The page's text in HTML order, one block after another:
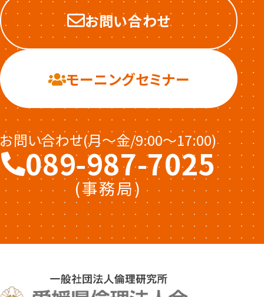
お問い合わせ
モーニングセミナー
お問い合わせ(月〜金/9:00〜17:00)
089-987-7025
(事務局)